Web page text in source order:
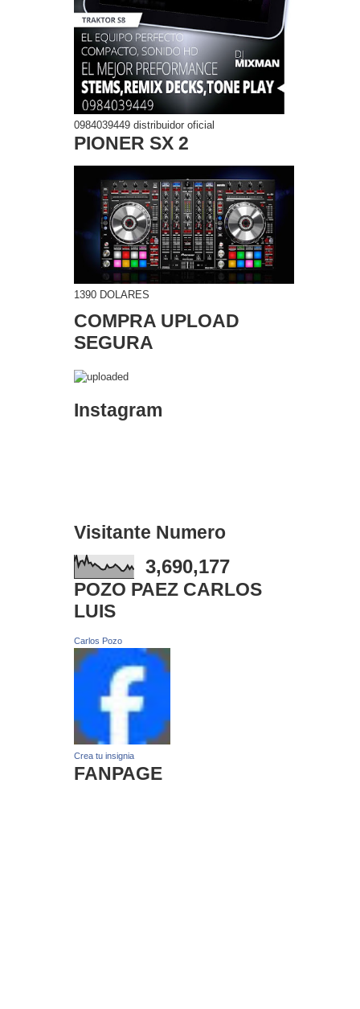
0984039449 distribuidor oficial
PIONER SX 2
1390 DOLARES
COMPRA UPLOAD
SEGURA
Instagram
Visitante Numero
3,690,177
POZO PAEZ CARLOS
LUIS
Carlos Pozo
Crea tu insignia
FANPAGE